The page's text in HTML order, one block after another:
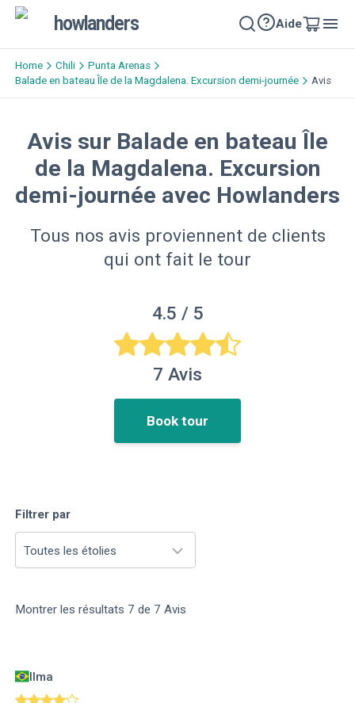
howlanders Aide
Home Chili
Punta Arenas
Balade en bateau Île de la Magdalena. Excursion demi-journée
Avis
Avis sur Balade en bateau Île
de la Magdalena. Excursion
demi-journée avec Howlanders
Tous nos avis proviennent de clients
qui ont fait le tour
4.5 / 5
7 Avis
Book tour
Filtrer par
Toutes les étolies
Montrer les résultats 7 de 7 Avis
Ilma